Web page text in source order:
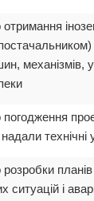
механізмів,
технічні
планів
ситуацій і